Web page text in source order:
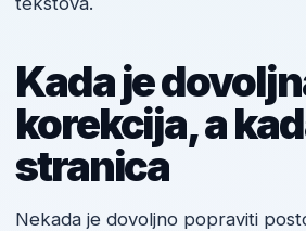
Kada je
korekcija, a
stranica
Nekada je dovoljno popraviti